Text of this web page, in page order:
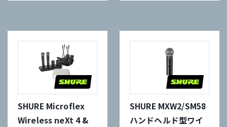
SHURE Microflex
Wireless neXt 4 &
SHURE MXW2/SM58
ハンドヘルド型ワイ